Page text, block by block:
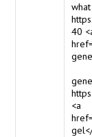
40
<a